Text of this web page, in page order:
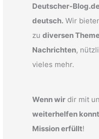
Deutscher-
deutsch. Wir
zu diversen
Nachrichten,
vieles mehr.
Wenn wir dir mit
weiterhelfen
Mission erfüllt!